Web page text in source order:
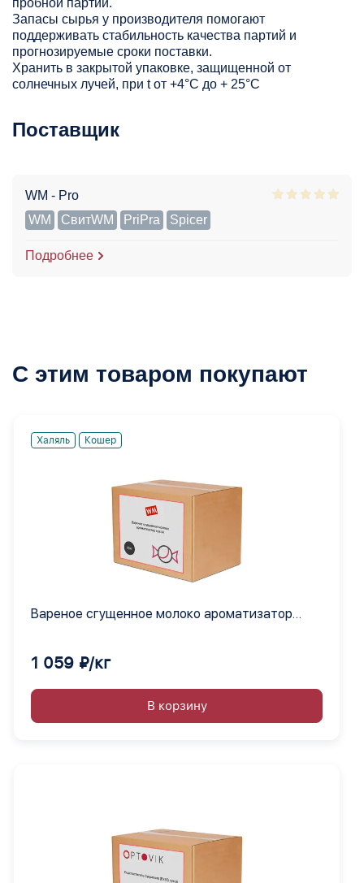
Запасы сырья у производителя помогают
поддерживать стабильность качества партий и
прогнозируемые сроки поставки.
Хранить в закрытой упаковке, защищенной от
солнечных лучей, при t от +4°C до + 25°С
Поставщик
WM - Pro
WM
СвитWM PriPra Spicer
Подробнее
С этим товаром покупают
Халяль Кошер
Вареное сгущенное молоко ароматизатор
1 059 ₽/кг
В корзину